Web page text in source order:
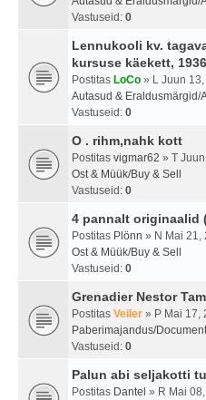
Vastuseid: 0
Lennukooli kv.
kursuse käekett,
Postitas LoCo » L Juun
Autasud & Eraldusmärgid/
Vastuseid: 0
O . rihm,nahk kott
Postitas vigmar62 » T
Ost & Müük/Buy & Sell
Vastuseid: 0
4 pannalt originaalid
Postitas Plönn » N Mai 21,
Ost & Müük/Buy & Sell
Vastuseid: 0
Grenadier Nestor
Postitas Veiler » P Mai 17,
Paberimajandus/
Vastuseid: 0
Palun abi seljakotti
Postitas Dantel » R Mai